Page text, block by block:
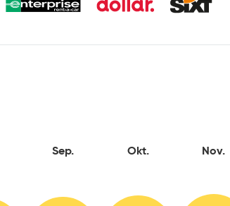
Sep. Okt. Nov.